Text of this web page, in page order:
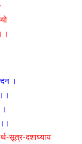
।
सूत्र-दशाध्याय